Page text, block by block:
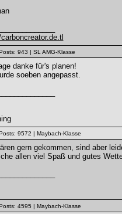
943 | SL AMG-Klasse
danke für's planen!
soeben angepasst.
9572 | Maybach-Klasse
gern gekommen, sind aber
allen viel Spaß und gutes
4595 | Maybach-Klasse